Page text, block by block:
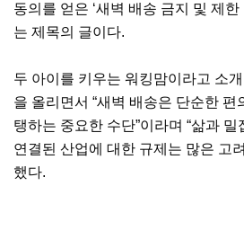
동의를 얻은 ‘새벽 배송 금지 및 제
는 제목의 글이다.
두 아이를 키우는 워킹맘이라고 소
을 올리면서 “새벽 배송은 단순한 편
탱하는 중요한 수단”이라며 “삶과
연결된 산업에 대한 규제는 많은 고
했다.